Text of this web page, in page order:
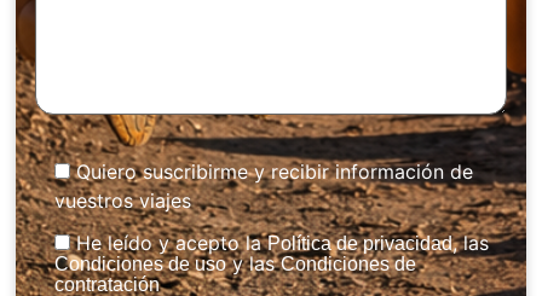
Quiero suscribirme y recibir información de
vuestros viajes
He leído y acepto laPolítica de privacidad , las
Condiciones de uso y lasCondiciones de
contratación